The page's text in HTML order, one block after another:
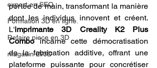
expert en SEO
Formation 3D en ligne.
Refaire piece en 3D
magasin LV3D
portée de main, transformant la manière
dont les individus innovent et créent.
L'imprimante 3D Creality K2 Plus
Combo incarne cette démocratisation
de la fabrication additive, offrant une
plateforme puissante pour concrétiser